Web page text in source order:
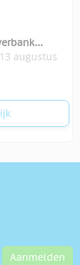
augustus
Aanmelden